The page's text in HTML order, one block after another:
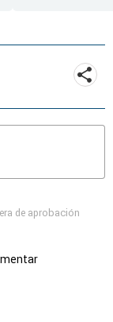
de aprobación